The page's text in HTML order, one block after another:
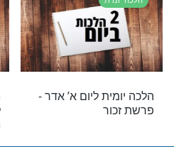
– ראש השנה
הלכה